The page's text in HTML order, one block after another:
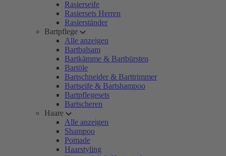
Rasierseife
Rasiersets Herren
Rasierständer
Bartpflege
Alle anzeigen
Bartbalsam
Bartkämme & Bartbürsten
Bartöle
Bartschneider & Barttrimmer
Bartseife & Bartshampoo
Bartpflegesets
Bartscheren
Haare
Alle anzeigen
Shampoo
Pomade
Haarstyling